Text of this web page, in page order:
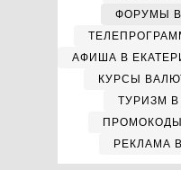
ФОРУМЫ В
АФИША В
КУРСЫ
ТУРИЗМ В
РЕКЛАМА